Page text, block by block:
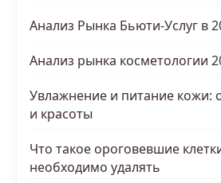
Анализ Рынка Бьюти-Услуг в
Анализ рынка косметологии
Увлажнение и питание кожи:
и красоты
Что такое ороговевшие
необходимо удалять